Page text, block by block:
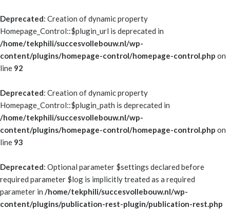
Deprecated: Creation of dynamic property
Homepage_Control::$plugin_url is deprecated in
/home/tekphili/succesvollebouw.nl/wp-
content/plugins/homepage-control/homepage-control.php on
line 92
Deprecated: Creation of dynamic property
Homepage_Control::$plugin_path is deprecated in
/home/tekphili/succesvollebouw.nl/wp-
content/plugins/homepage-control/homepage-control.php on
line 93
Deprecated: Optional parameter $settings declared before
required parameter $log is implicitly treated as a required
parameter in /home/tekphili/succesvollebouw.nl/wp-
content/plugins/publication-rest-plugin/publication-rest.php